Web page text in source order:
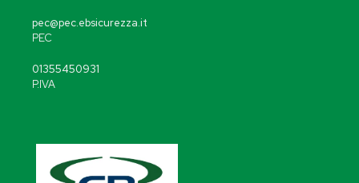
pec@pec.ebsicurezza.it
PEC
01355450931
P.IVA